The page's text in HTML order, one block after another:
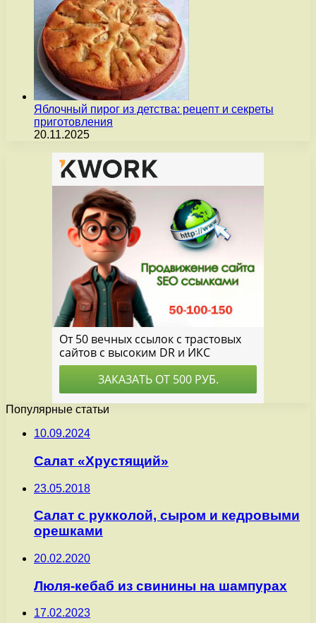
Яблочный пирог из детства: рецепт и секреты
приготовления
20.11.2025
Популярные статьи
10.09.2024
Салат «Хрустящий»
23.05.2018
Салат с рукколой, сыром и кедровыми
орешками
20.02.2020
Люля-кебаб из свинины на шампурах
17.02.2023